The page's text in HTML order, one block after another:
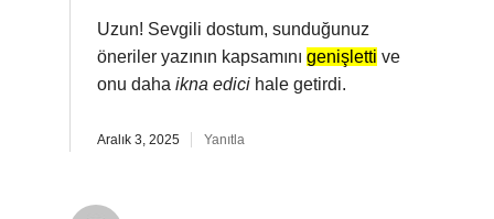
Uzun! Sevgili dostum, sunduğunuz
öneriler yazının kapsamını genişletti ve
onu daha ikna edici hale getirdi.
Aralık 3, 2025 Yanıtla